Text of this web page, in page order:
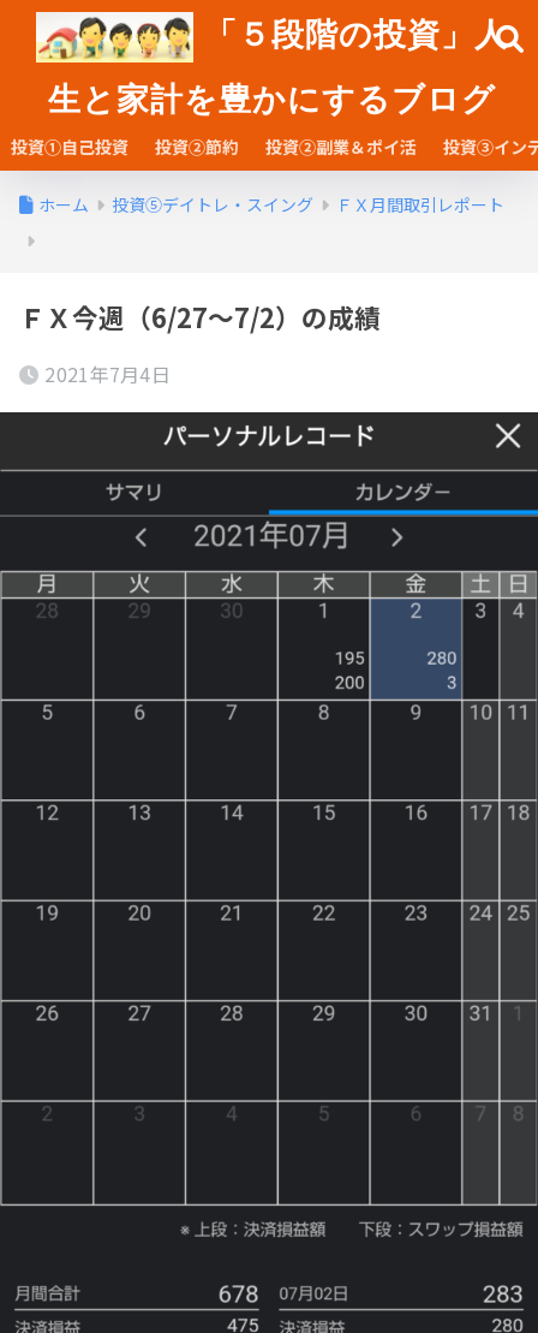
「５段階の投資」人
生と家計を豊かにするブログ
投資①自己投資 投資②節約 投資②副業＆ポイ活 投資③イン
ホーム 投資⑤デイトレ・スイング ＦＸ月間取引レポート
ＦＸ今週（6/27～7/2）の成績
2021年7月4日